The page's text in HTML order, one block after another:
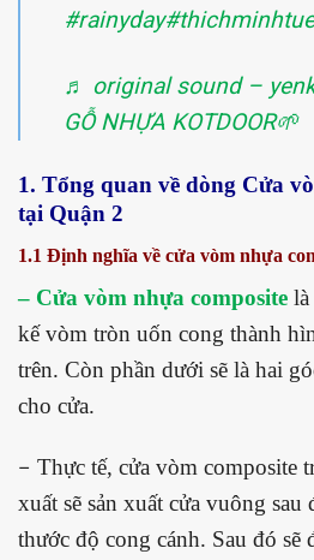
#rainyday#thichminhtue
♬ original sound –
GỖ NHỰA KOTDOOR🌱
1. Tổng quan về dòng Cửa
tại Quận 2
1.1 Định nghĩa về cửa vòm nhựa
– Cửa vòm nhựa composite là
kế vòm tròn uốn cong thành
trên. Còn phần dưới sẽ là hai
cho cửa.
– Thực tế, cửa vòm composite
xuất sẽ sản xuất cửa vuông
thước độ cong cánh. Sau đó sẽ